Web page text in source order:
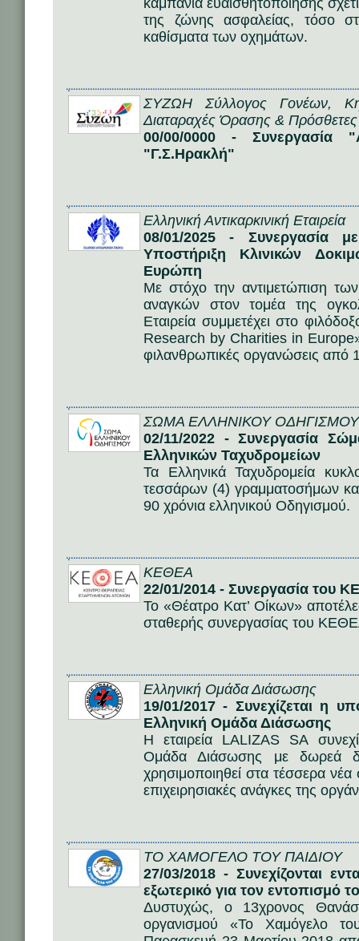
καμπάνια ευαισθητοποίησης
της ζώνης ασφαλείας, τόσο
καθίσματα των οχημάτων.
ΣΥΖΩΗ Σύλλογος Γονέων,
Διαταραχές Όρασης &
00/00/0000 - Συνεργασία
"Γ.Σ.Ηρακλή"
Ελληνική Αντικαρκινική Εταιρεία
08/01/2025 - Συνεργασία
Υποστήριξη Κλινικών
Ευρώπη
Με στόχο την αντιμετώπιση
αναγκών στον τομέα της
Εταιρεία συμμετέχει στο
Research by Charities in
φιλανθρωπικές οργανώσεις από
ΣΩΜΑ ΕΛΛΗΝΙΚΟΥ
02/11/2022 - Συνεργασία
Ελληνικών Ταχυδρομείων
Τα Ελληνικά Ταχυδρομεία
τεσσάρων (4) γραμματοσήμων
90 χρόνια ελληνικού Οδηγισμού.
ΚΕΘΕΑ
22/01/2014 - Συνεργασία του
Το «Θέατρο Κατ’ Οίκων»
σταθερής συνεργασίας του
Ελληνική Ομάδα Διάσωσης
19/01/2017 - Συνεχίζεται η
Ελληνική Ομάδα Διάσωσης
Η εταιρεία LALIZAS SA
Ομάδα Διάσωσης με δωρεά
χρησιμοποιηθεί στα τέσσερα
επιχειρησιακές ανάγκες της
ΤΟ ΧΑΜΟΓΕΛΟ ΤΟΥ ΠΑΙΔΙΟΥ
27/03/2018 - Συνεχίζονται
εξωτερικό για τον εντοπισμό
Δυστυχώς, ο 13χρονος
οργανισμού «Το Χαμόγελο